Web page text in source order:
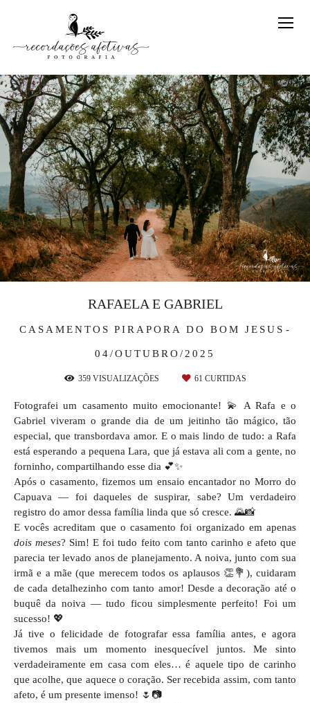
CASAMENTOS PIRAPORA DO BOM JESUS
04/OUTUBRO/2025
RAFAELA E GABRIEL
359VISUALIZAÇÕES 61 CURTIDAS
Fotografei um casamento muito emocionante! 💫 A Rafa e o
Gabriel viveram o grande dia de um jeitinho tão mágico, tão
especial, que transbordava amor. E o mais lindo de tudo: a Rafa
está esperando a pequena Lara, que já estava ali com a gente, no
forninho, compartilhando esse dia 💕✨
Após o casamento, fizemos um ensaio encantador no Morro do
Capuava — foi daqueles de suspirar, sabe? Um verdadeiro
registro do amor dessa família linda que só cresce. 🌄📸
E vocês acreditam que o casamento foi organizado em apenas
dois meses? Sim! E foi tudo feito com tanto carinho e afeto que
parecia ter levado anos de planejamento. A noiva, junto com sua
irmã e a mãe (que merecem todos os aplausos 👏💐), cuidaram
de cada detalhezinho com tanto amor! Desde a decoração até o
buquê da noiva — tudo ficou simplesmente perfeito! Foi um
sucesso! 💖
Já tive o felicidade de fotografar essa família antes, e agora
tivemos mais um momento inesquecível juntos. Me sinto
verdadeiramente em casa com eles… é aquele tipo de carinho
que acolhe, que aquece o coração. Ser recebida assim, com tanto
afeto, é um presente imenso! 🌷📷